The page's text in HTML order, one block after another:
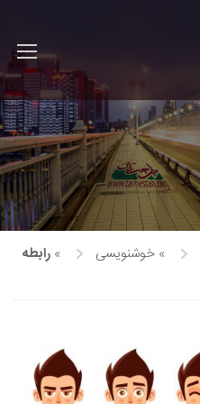
» خوشنویسی » رابطه